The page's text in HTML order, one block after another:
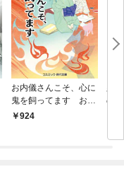
お内儀さんこそ、心に
鬼を飼ってます おけ
いの戯作手帖
924
の